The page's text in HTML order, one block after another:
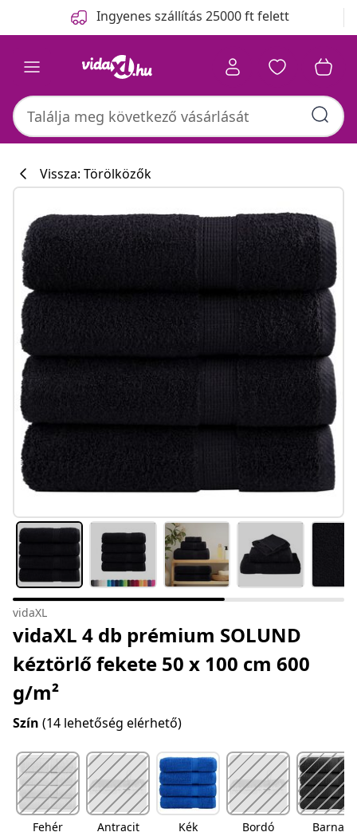
Ingyenes szállítás 25000 ft felett
Vissza: Törölközők
vidaXL
vidaXL 4 db prémium SOLUND
kéztörlő fekete 50 x 100 cm 600
g/m²
Szín (14 lehetőség elérhető)
Fehér Antracit Kék Bordó Barna